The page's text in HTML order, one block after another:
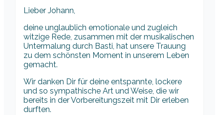
Lieber Johann,
deine unglaublich emotionale und zugleich
witzige Rede, zusammen mit der musikalischen
Untermalung durch Basti, hat unsere Trauung
zu dem schönsten Moment in unserem Leben
gemacht.
Wir danken Dir für deine entspannte, lockere
und so sympathische Art und Weise, die wir
bereits in der Vorbereitungszeit mit Dir erleben
durften.